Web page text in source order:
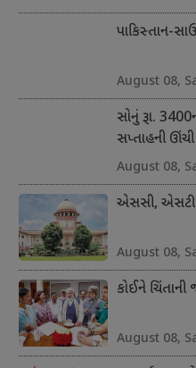
પાકિસ્તાન-
August 08,
સોનું રૂા.
સપ્તાહની
August 08,
એસસી,
August 08,
કોઈને
August 08,